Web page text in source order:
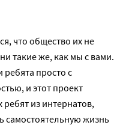
что общество их не
такие же, как мы с вами.
просто с
и этот проект
ребят из интернатов,
самостоятельную жизнь